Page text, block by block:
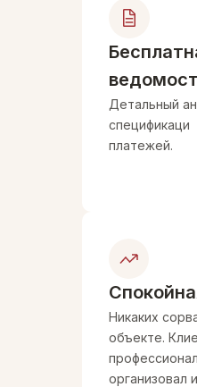
Более 10 лет в
Более 50
Детальный
спецификаци
платежей.
Никаких
объекте.
организовал